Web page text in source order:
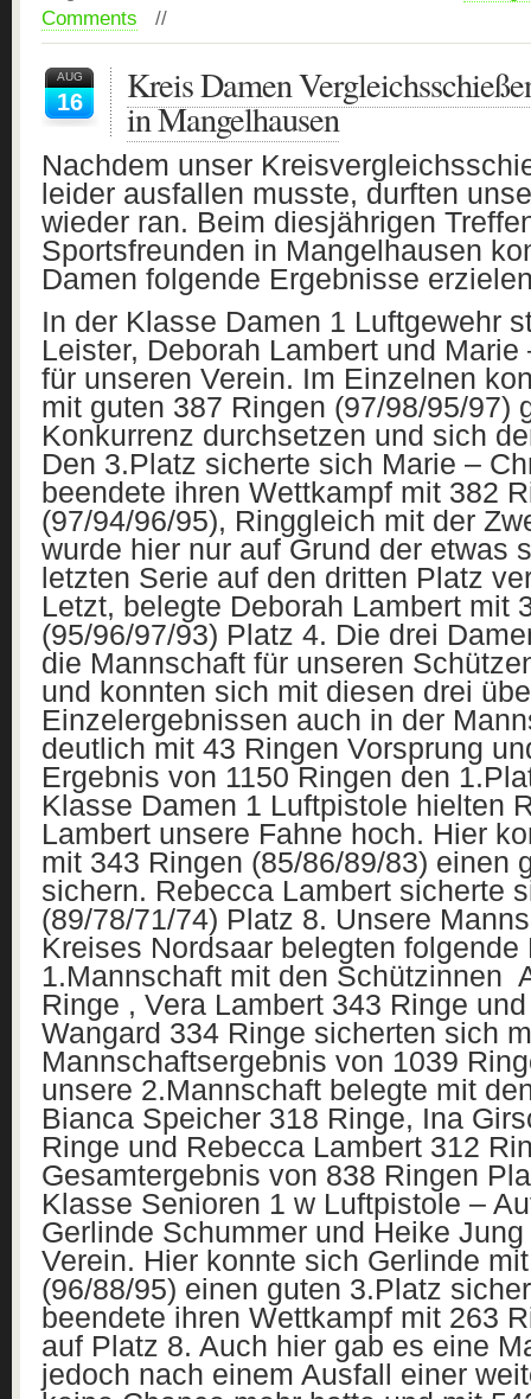
Comments //
AUG
16 Kreis Damen
in Mangelhausen
Nachdem unser
leider ausfallen musste, durften
wieder ran. Beim diesjährigen
Sportsfreunden in Mangelhausen
Damen folgende Ergebnisse
In der Klasse Damen 1 Luftgewehr
Leister, Deborah Lambert und
für unseren Verein. Im Einzelnen
mit guten 387 Ringen (97/98/95/97)
Konkurrenz durchsetzen und sich
Den 3.Platz sicherte sich Marie –
beendete ihren Wettkampf mit 382
(97/94/96/95), Ringgleich mit der
wurde hier nur auf Grund der etwas
letzten Serie auf den dritten Platz
Letzt, belegte Deborah Lambert mit
(95/96/97/93) Platz 4. Die drei
die Mannschaft für unseren
und konnten sich mit diesen drei
Einzelergebnissen auch in der
deutlich mit 43 Ringen Vorsprung
Ergebnis von 1150 Ringen den
Klasse Damen 1 Luftpistole hielten
Lambert unsere Fahne hoch. Hier
mit 343 Ringen (85/86/89/83) einen
sichern. Rebecca Lambert sicherte
(89/78/71/74) Platz 8. Unsere
Kreises Nordsaar belegten folgende
1.Mannschaft mit den Schützinnen
Ringe , Vera Lambert 343 Ringe
Wangard 334 Ringe sicherten sich
Mannschaftsergebnis von 1039
unsere 2.Mannschaft belegte mit
Bianca Speicher 318 Ringe, Ina
Ringe und Rebecca Lambert 312
Gesamtergebnis von 838 Ringen
Klasse Senioren 1 w Luftpistole –
Gerlinde Schummer und Heike
Verein. Hier konnte sich Gerlinde
(96/88/95) einen guten 3.Platz
beendete ihren Wettkampf mit 263
auf Platz 8. Auch hier gab es eine
jedoch nach einem Ausfall einer